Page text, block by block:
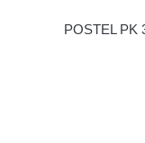
POSTEL PK